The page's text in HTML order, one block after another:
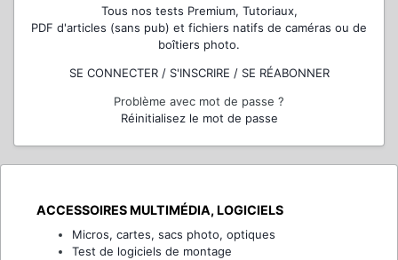
Tous nos tests Premium, Tutoriaux,
PDF d'articles (sans pub) et fichiers natifs de caméras ou de
boîtiers photo.
SE CONNECTER / S'INSCRIRE / SE RÉABONNER
Problème avec mot de passe ?
Réinitialisez le mot de passe
ACCESSOIRES MULTIMÉDIA, LOGICIELS
Micros, cartes, sacs photo, optiques
Test de logiciels de montage